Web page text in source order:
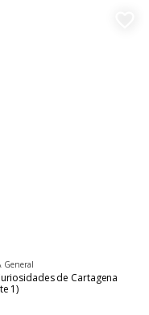
General
de Cartagena
1)